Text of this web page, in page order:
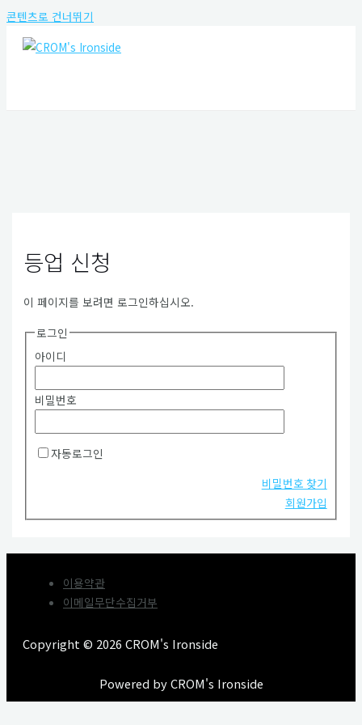
콘텐츠로 건너뛰기
등업 신청
이 페이지를 보려면 로그인하십시오.
로그인
아이디
비밀번호
자동로그인
비밀번호 찾기
회원가입
이용약관
이메일무단수집거부
Copyright © 2026 CROM's Ironside
Powered by CROM's Ironside